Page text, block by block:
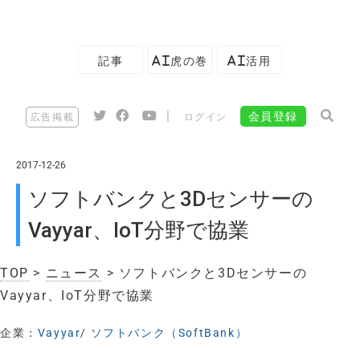
記事 AI虎の巻 AI活用
広告掲載 ログイン 会員登録
2017-12-26
ソフトバンクと3Dセンサーの
Vayyar、IoT分野で協業
TOP > ニュース > ソフトバンクと3Dセンサーの
Vayyar、IoT分野で協業
企業： Vayyar/ ソフトバンク（SoftBank）